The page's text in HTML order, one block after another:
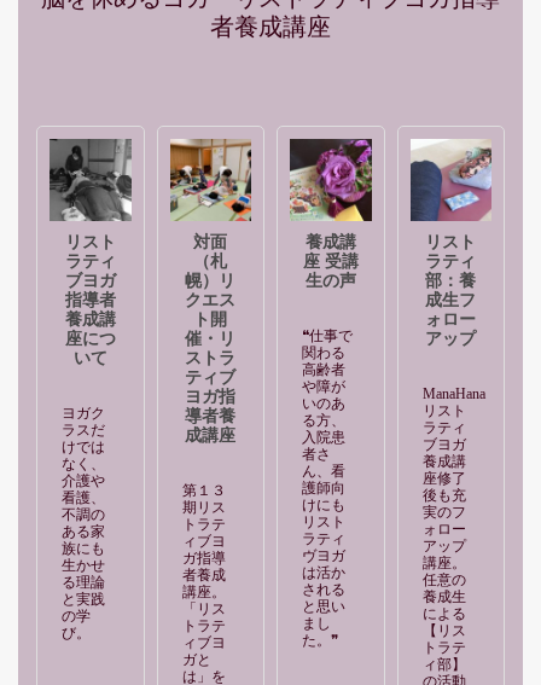
者養成講座
リスト
ラティ
ブヨガ
指導者
養成講
座につ
いて
ヨガク
ラスだ
けでは
なく、
介護や
看護、
不調の
ある家
族にも
生かせ
る理論
と実践
の学
び。
対面
（札
幌）リ
クエス
ト開
催・リ
ストラ
ティブ
ヨガ指
導者養
成講座
第１３
期リス
トラテ
ィブヨ
ガ指導
者養成
講座。
「リス
トラテ
ィブヨ
ガと
は」を
養成講
座 受講
生の声
❝仕事で
関わる
高齢者
や障が
いのあ
る方、
入院患
者さ
ん、看
護師向
けにも
リスト
ラティ
ヴヨガ
は活か
される
と思い
まし
た。❞
リスト
ラティ
部：養
成生フ
ォロー
アップ
ManaHana
リスト
ラティ
ブヨガ
養成講
座修了
後も充
実のフ
ォロー
アップ
講座。
任意の
養成生
による
【リス
トラテ
ィ部】
の活動